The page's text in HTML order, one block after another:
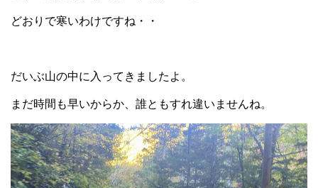
どおりで寒いわけですね・・
だいぶ山の中に入ってきましたよ。
まだ時間も早いからか、誰ともすれ違いませんね。